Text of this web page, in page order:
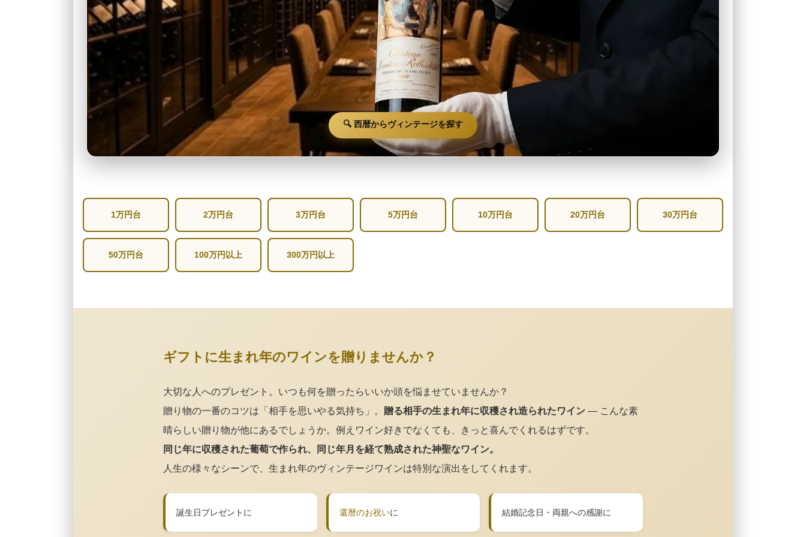
🔍 西暦からヴィンテージを探す
1万円台 2万円台 3万円台 5万円台 10万円台 20万円台 30万円台
50万円台 100万円以上 300万円以上
ギフトに生まれ年のワインを贈りませんか？
大切な人へのプレゼント。いつも何を贈ったらいいか頭を悩ませていませんか？
贈り物の一番のコツは「相手を思いやる気持ち」。 贈る相手の生まれ年に収穫され造られたワイン — こんな素
晴らしい贈り物が他にあるでしょうか。例えワイン好きでなくても、きっと喜んでくれるはずです。
同じ年に収穫された葡萄で作られ、同じ年月を経て熟成された神聖なワイン。
人生の様々なシーンで、生まれ年のヴィンテージワインは特別な演出をしてくれます。
誕生日プレゼントに 還暦のお祝いに 結婚記念日・両親への感謝に